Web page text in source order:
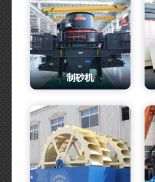
制砂机